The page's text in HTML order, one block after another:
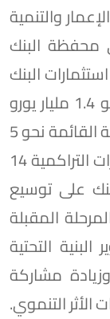
والتنمية
البنك
البنك
في مصر خلال العام الماضي بلغت نحو 1.4 مليار يورو
من خلال 26 عملية، بينما تبلغ المحفظة القائمة نحو 5
مليارات يورو، ويتجاوز إجمالي الاستثمارات التراكمية 14
على توسيع
المقبلة
التحتية
مشاركة
التنموي.